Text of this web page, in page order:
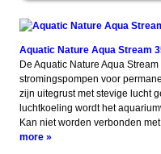
Aquatic Nature Aqua Stream
De Aquatic Nature Aqua
stromingspompen voor
zijn uitegrust met stevige lucht
luchtkoeling wordt het
Kan niet worden verbonden
more »